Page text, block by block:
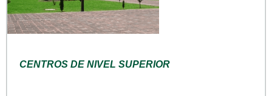
CENTROS DE NIVEL SUPERIOR